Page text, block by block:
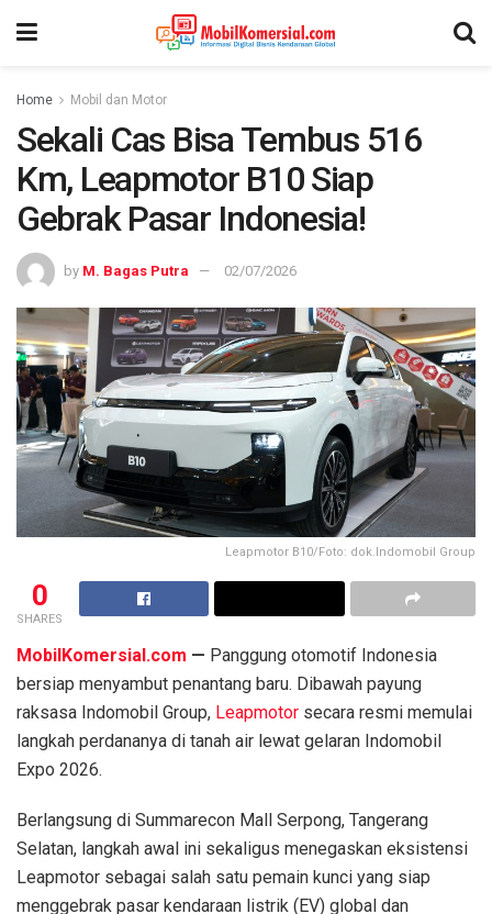
Home Mobil dan Motor
Sekali Cas Bisa Tembus 516
Km, Leapmotor B10 Siap
Gebrak Pasar Indonesia!
by M. Bagas Putra 02/07/2026
Leapmotor B10/Foto: dok.Indomobil Group
0
SHARES
MobilKomersial.com — Panggung otomotif Indonesia
bersiap menyambut penantang baru. Dibawah payung
raksasa Indomobil Group, Leapmotor secara resmi memulai
langkah perdananya di tanah air lewat gelaran Indomobil
Expo 2026.
Berlangsung di Summarecon Mall Serpong, Tangerang
Selatan, langkah awal ini sekaligus menegaskan eksistensi
Leapmotor sebagai salah satu pemain kunci yang siap
menggebrak pasar kendaraan listrik (EV) global dan